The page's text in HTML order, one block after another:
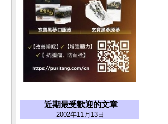
近期最受歡迎的文章
2002年11月13日